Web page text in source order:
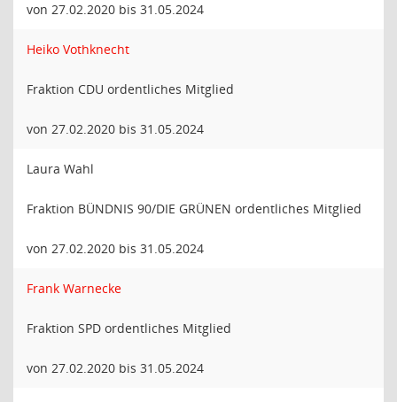
von 27.02.2020 bis 31.05.2024
Heiko Vothknecht
Fraktion CDU ordentliches Mitglied
von 27.02.2020 bis 31.05.2024
Laura Wahl
Fraktion BÜNDNIS 90/DIE GRÜNEN ordentliches Mitglied
von 27.02.2020 bis 31.05.2024
Frank Warnecke
Fraktion SPD ordentliches Mitglied
von 27.02.2020 bis 31.05.2024